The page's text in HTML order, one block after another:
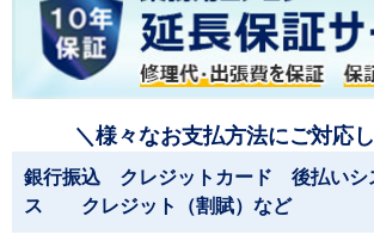
＼様々なお支払方法にご対応
銀行振込 クレジットカード 後払い
ス クレジット（割賦）など